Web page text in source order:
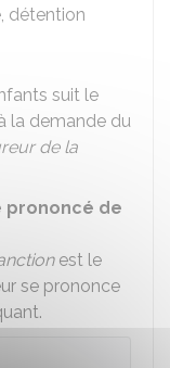
détention
suit le
la demande du
de la
prononcé de
est le
se prononce